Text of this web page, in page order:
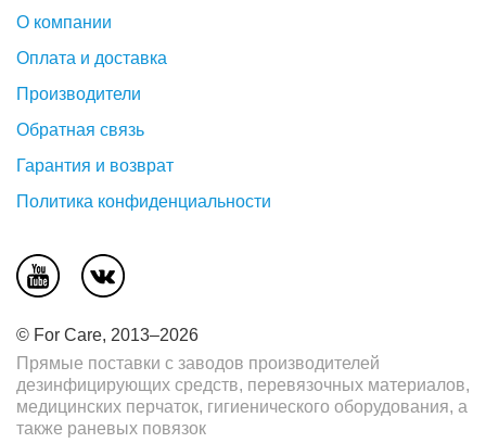
© For Care, 2013–2026
Прямые поставки с заводов производителей
дезинфицирующих средств, перевязочных материалов,
медицинских перчаток, гигиенического оборудования, а
также раневых повязок
О компании
Оплата и доставка
Производители
Обратная связь
Гарантия и возврат
Политика конфиденциальности